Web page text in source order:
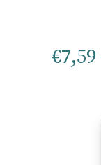
€7,59